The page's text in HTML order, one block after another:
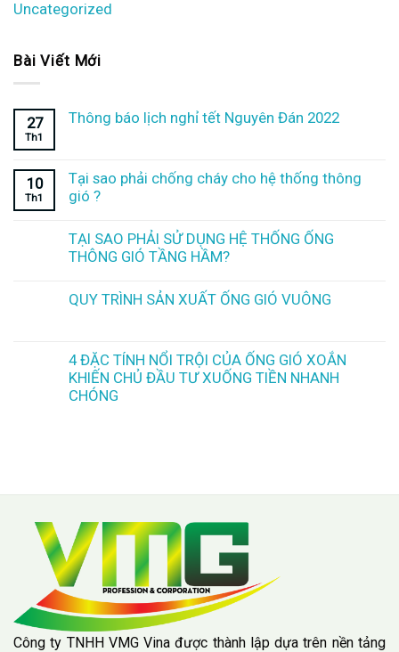
Uncategorized
Bài Viết Mới
27
Th1
Thông báo lịch nghỉ tết Nguyên Đán 2022
10
Th1
Tại sao phải chống cháy cho hệ thống thông
gió ?
TẠI SAO PHẢI SỬ DỤNG HỆ THỐNG ỐNG
THÔNG GIÓ TẦNG HẦM?
QUY TRÌNH SẢN XUẤT ỐNG GIÓ VUÔNG
4 ĐẶC TÍNH NỔI TRỘI CỦA ỐNG GIÓ XOẮN
KHIẾN CHỦ ĐẦU TƯ XUỐNG TIỀN NHANH
CHÓNG
Công ty TNHH VMG Vina được thành lập dựa trên nền tảng